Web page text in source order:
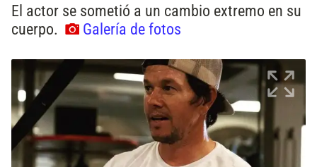
El actor se sometió a un cambio extremo en su
cuerpo.
Galería de fotos